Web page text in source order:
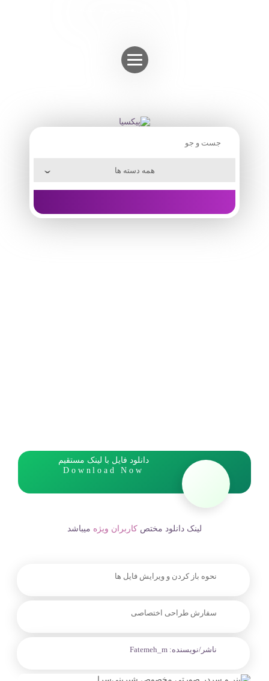
دانلود فایل با لینک مستقیم
Download Now
لینک دانلود مختص کاربران ویژه میباشد
نحوه باز کردن و ویرایش فایل ها
سفارش طراحی اختصاصی
ناشر/نویسنده: Fatemeh_m